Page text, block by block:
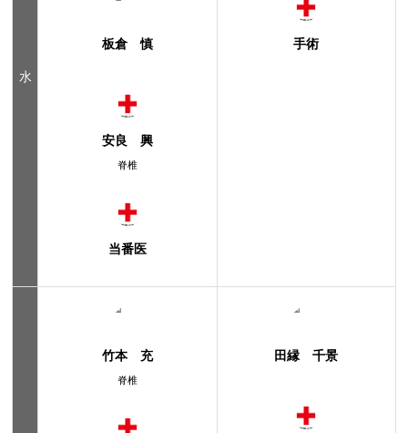
水
板倉 慎
安良 興
脊椎
当番医
竹本 充
脊椎
手術
田縁 千景